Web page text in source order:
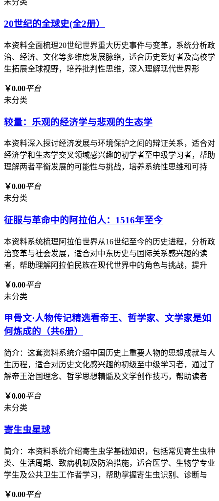
未分类
20世纪的全球史(全2册）
本资料全面梳理20世纪世界重大历史事件与变革，系统分析政
治、经济、文化等多维度发展脉络，适合历史爱好者及高校学
生拓展全球视野，培养批判性思维，深入理解现代世界形
￥0.00平台
未分类
较量：乐观的经济学与悲观的生态学
本资料深入探讨经济发展与环境保护之间的辩证关系，适合对
经济学和生态学交叉领域感兴趣的初学者至中级学习者，帮助
理解两者平衡发展的可能性与挑战，培养系统性思维和可持
￥0.00平台
未分类
征服与革命中的阿拉伯人：1516年至今
本资料系统梳理阿拉伯世界从16世纪至今的历史进程，分析政
治变革与社会发展，适合对中东历史与国际关系感兴趣的读
者，帮助理解阿拉伯民族在现代世界中的角色与挑战，提升
￥0.00平台
未分类
甲骨文·人物传记精选看帝王、哲学家、文学家是如
何炼成的（共6册）
简介：这套资料系统介绍中国历史上重要人物的思想成就与人
生历程，适合对历史文化感兴趣的初级至中级学习者，通过了
解帝王治国理念、哲学思想精髓及文学创作技巧，帮助读者
￥0.00平台
未分类
寄生虫星球
简介：本资料系统介绍寄生虫学基础知识，包括常见寄生虫种
类、生活周期、致病机制及防治措施，适合医学、生物学专业
学生及公共卫生工作者学习，帮助掌握寄生虫识别、诊断与
￥0.00平台